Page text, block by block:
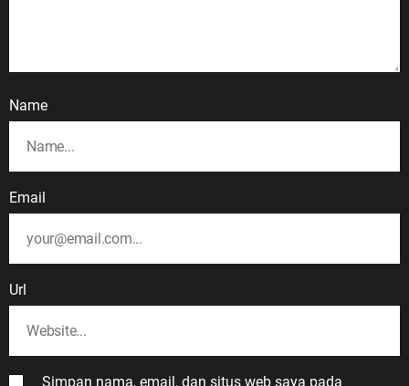
Name
Email
Url
Simpan nama, email, dan situs web saya pada